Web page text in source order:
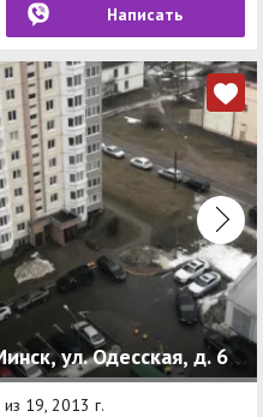
Написать
ул. Одесская, д. 6
19, 2013 г.